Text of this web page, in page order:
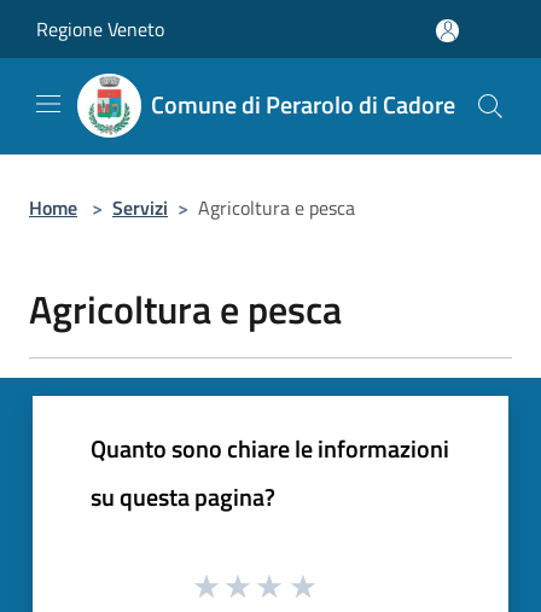
Regione Veneto
Comune di Perarolo di Cadore
Home > Servizi > Agricoltura e pesca
Agricoltura e pesca
Quanto sono chiare le informazioni
su questa pagina?